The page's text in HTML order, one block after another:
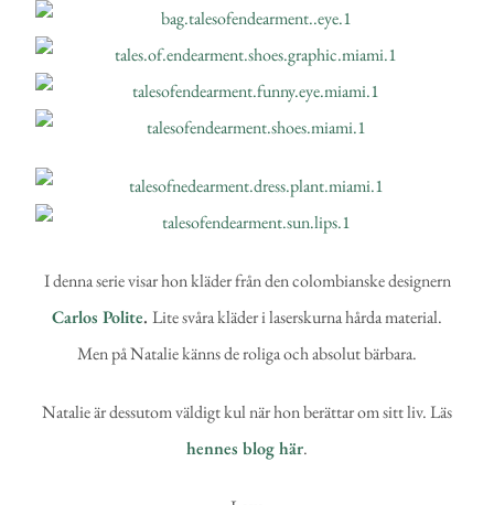
I denna serie visar hon kläder från den colombianske designern
Carlos Polite. Lite svåra kläder i laserskurna hårda material.
Men på Natalie känns de roliga och absolut bärbara.
Natalie är dessutom väldigt kul när hon berättar om sitt liv. Läs
hennes blog här.